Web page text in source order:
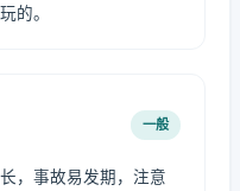
的。
一般
，事故易发期，注意